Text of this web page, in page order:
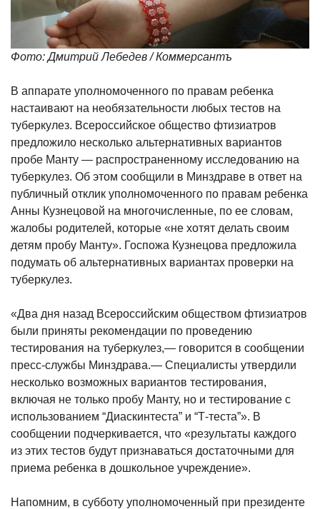
Фото: Дмитрий Лебедев / Коммерсантъ
В аппарате уполномоченного по правам ребенка
настаивают на необязательности любых тестов на
туберкулез. Всероссийское общество фтизиатров
предложило несколько альтернативных вариантов
пробе Манту — распространенному исследованию на
туберкулез. Об этом сообщили в Минздраве в ответ на
публичный отклик уполномоченного по правам ребенка
Анны Кузнецовой на многочисленные, по ее словам,
жалобы родителей, которые «не хотят делать своим
детям пробу Манту». Госпожа Кузнецова предложила
подумать об альтернативных вариантах проверки на
туберкулез.
«Два дня назад Всероссийским обществом фтизиатров
были приняты рекомендации по проведению
тестирования на туберкулез,— говорится в сообщении
пресс-службы Минздрава.— Специалисты утвердили
несколько возможных вариантов тестирования,
включая не только пробу Манту, но и тестирование с
использованием “Диаскинтеста” и “Т-теста”». В
сообщении подчеркивается, что «результаты каждого
из этих тестов будут признаваться достаточными для
приема ребенка в дошкольное учреждение».
Напомним, в субботу уполномоченный при президенте